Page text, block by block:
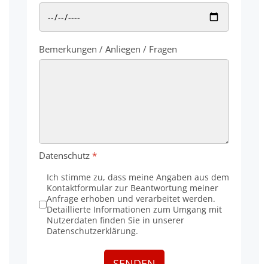
Bemerkungen / Anliegen / Fragen
Datenschutz *
Ich stimme zu, dass meine Angaben aus dem
Kontaktformular zur Beantwortung meiner
Anfrage erhoben und verarbeitet werden.
Detaillierte Informationen zum Umgang mit
Nutzerdaten finden Sie in unserer
Datenschutzerklärung.